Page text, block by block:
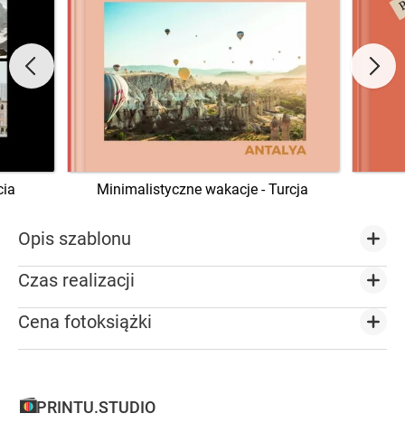
Minimalistyczne wakacje - Turcja
Opis szablonu
Czas realizacji
Cena fotoksiążki
PRINTU.STUDIO